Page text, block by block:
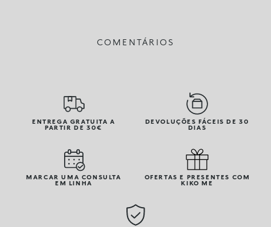
COMENTÁRIOS
ENTREGA GRATUITA A
PARTIR DE 30€
DEVOLUÇÕES FÁCEIS DE 30
DIAS
MARCAR UMA CONSULTA
EM LINHA
OFERTAS E PRESENTES COM
KIKO ME